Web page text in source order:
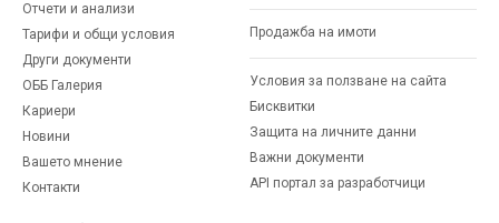
Отчети и анализи
Тарифи и общи условия
Други документи
ОББ Галерия
Кариери
Новини
Вашето мнение
Контакти
Продажба на имоти
Условия за ползване на сайта
Бисквитки
Защита на личните данни
Важни документи
API портал за разработчици